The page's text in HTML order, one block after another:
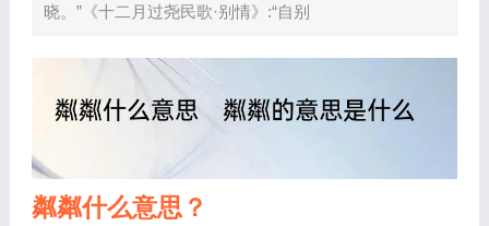
晓。”《十二月过尧民歌·别情》:“自别
粼粼什么意思？